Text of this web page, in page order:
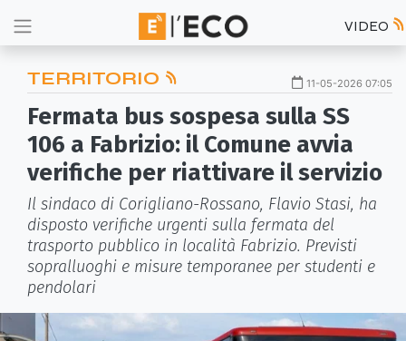
VIDEO
TERRITORIO 11-05-2026 07:05
Fermata bus sospesa sulla SS
106 a Fabrizio: il Comune avvia
verifiche per riattivare il servizio
Il sindaco di Corigliano-Rossano, Flavio Stasi, ha
disposto verifiche urgenti sulla fermata del
trasporto pubblico in località Fabrizio. Previsti
sopralluoghi e misure temporanee per studenti e
pendolari